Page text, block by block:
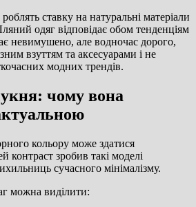
ставку на натуральні матеріали
одяг відповідає обом тенденціям
невимушено, але водночас дорого,
взуттям та аксесуарами і не
модних трендів.
чому вона
кольору може здатися
контраст зробив такі моделі
сучасного мінімалізму.
можна виділити: